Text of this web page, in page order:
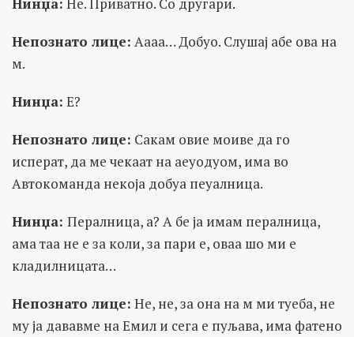
Непознато лице: Аааа… Добуо. Слушај абе ова на
м.
Нинџа: Е?
Непознато лице: Сакам овие моиве да го
исперат, да ме чекаат на аеуодуом, има во
Автокоманда некоја добуа пеуалница.
Нинџа: Пералница, а? А бе ја имам пералница,
ама таа не е за коли, за пари е, оваа шо ми е
кладилницата…
Непознато лице: Не, не, за она на м ми туеба, не
му ја дававме на Емил и сега е пуљава, има фатено